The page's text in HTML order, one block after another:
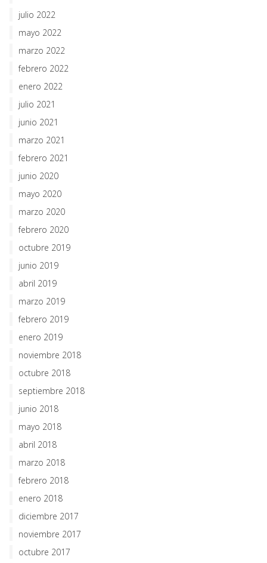
julio 2022
mayo 2022
marzo 2022
febrero 2022
enero 2022
julio 2021
junio 2021
marzo 2021
febrero 2021
junio 2020
mayo 2020
marzo 2020
febrero 2020
octubre 2019
junio 2019
abril 2019
marzo 2019
febrero 2019
enero 2019
noviembre 2018
octubre 2018
septiembre 2018
junio 2018
mayo 2018
abril 2018
marzo 2018
febrero 2018
enero 2018
diciembre 2017
noviembre 2017
octubre 2017